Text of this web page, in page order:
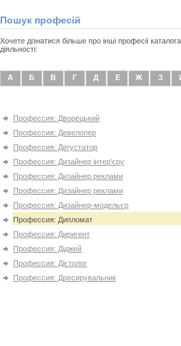
Пошук професій
Хочете дізнатися більше про інші професії
діяльності:
А Б В Г Д Е Ж З
Профессия: Дворецький
Профессия: Девелопер
Профессия: Дегустатор
Профессия: Дизайнер інтер'єру
Профессия: Дизайнер реклами
Профессия: Дизайнер реклами
Профессия: Дизайнер-модельєр
Профессия: Дипломат
Профессия: Диригент
Профессия: Діджей
Профессия: Дієтолог
Профессия: Дресирувальник